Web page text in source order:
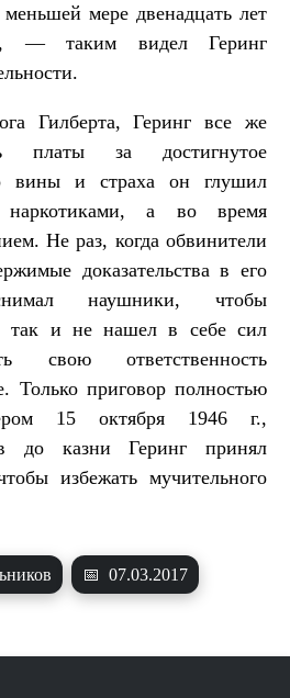
мере двенадцать лет
— таким видел Геринг
Гилберта, Геринг все же
платы за достигнутое
вины и страха он глушил
а во время
Не раз, когда обвинители
доказательства в его
наушники, чтобы
и не нашел в себе сил
свою ответственность
Только приговор полностью
15 октября 1946 г.,
до казни Геринг принял
избежать мучительного
📅 07.03.2017